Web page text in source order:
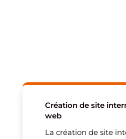
Création de site
web
La création de site